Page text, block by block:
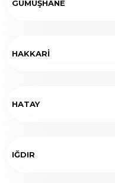
GÜMÜŞHANE
HAKKARİ
HATAY
IĞDIR